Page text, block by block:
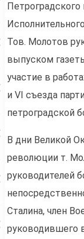
Тов. Молотов
выпуском
участие в
и VI съезда
петроградской
В дни Великой
революции т.
руководителей
Сталина, член
руководившего